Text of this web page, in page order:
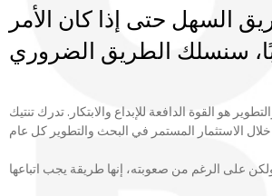
السهل حتى إذا كان الأمر
هو القوة الدافعة للإبداع والابتكار. تدرك تنتيك
الاستثمار المستمر في البحث والتطوير كل عام
على الرغم من صعوبته، إنها طريقة يجب اتباعها